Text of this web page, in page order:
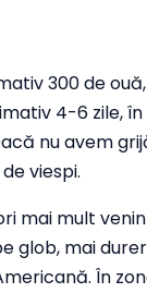
300 de
4-6 zile,
nu avem
viespi.
mai mult
glob, mai
În